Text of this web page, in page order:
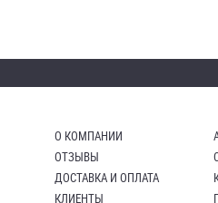
О КОМПАНИИ
ОТЗЫВЫ
ДОСТАВКА И ОПЛАТА
КЛИЕНТЫ